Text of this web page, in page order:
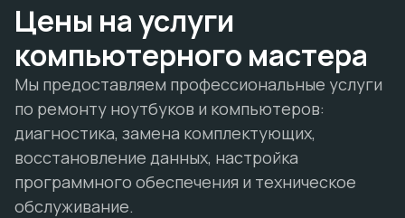
Цены на услуги
компьютерного мастера
Мы предоставляем профессиональные услуги
по ремонту ноутбуков и компьютеров:
диагностика, замена комплектующих,
восстановление данных, настройка
программного обеспечения и техническое
обслуживание.